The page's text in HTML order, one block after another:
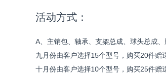
活动方式：
A、主销包、轴承、支架总成、球头总成、
九月份由客户选择15个型号，购买20件赠
十月份由客户选择10个型号，购买25件赠